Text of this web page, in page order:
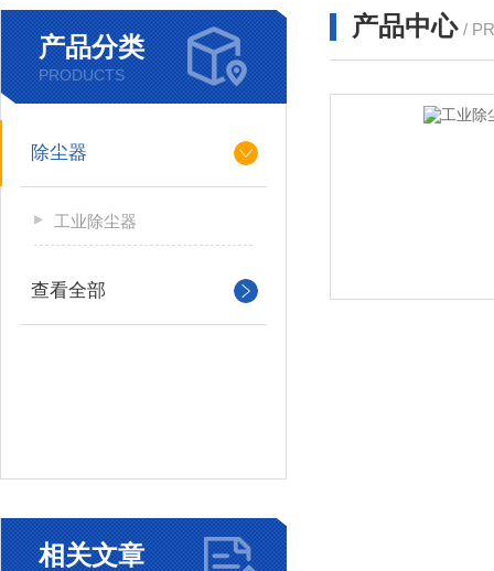
产品分类
PRODUCTS
除尘器
工业除尘器
查看全部
相关文章
产品中心 /